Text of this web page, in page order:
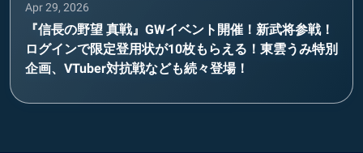
Apr 29, 2026
『信長の野望 真戦』GWイベント開催！新武将参戦！
ログインで限定登用状が10枚もらえる！東雲うみ特別
企画、VTuber対抗戦なども続々登場！